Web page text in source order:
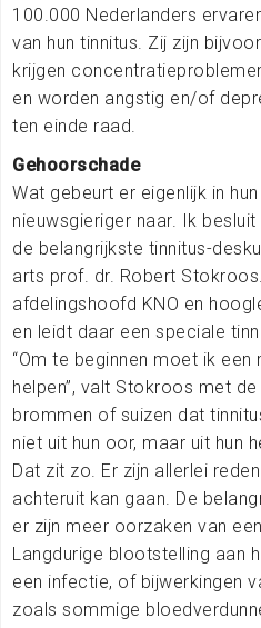
100.000 Nederlanders
van hun tinnitus. Zij zijn
krijgen
en worden angstig en/of
ten einde raad.
Gehoorschade
Wat gebeurt er eigenlijk in
nieuwsgieriger naar. Ik
de belangrijkste tinnitus-
arts prof. dr. Robert
afdelingshoofd KNO en
en leidt daar een speciale
“Om te beginnen moet ik
helpen”, valt Stokroos met de
brommen of suizen dat
niet uit hun oor, maar uit hun
Dat zit zo. Er zijn allerlei
achteruit kan gaan. De
er zijn meer oorzaken van
Langdurige blootstelling aan
een infectie, of bijwerkingen
zoals sommige